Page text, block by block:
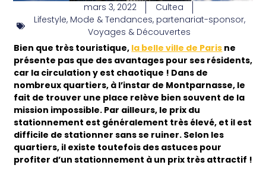
mars 3, 2022
Cultea
Lifestyle, Mode & Tendances, partenariat-sponsor,
Voyages & Découvertes
Bien que très touristique, la belle ville de Paris ne
présente pas que des avantages pour ses résidents,
car la circulation y est chaotique ! Dans de
nombreux quartiers, à l’instar de Montparnasse, le
fait de trouver une place relève bien souvent de la
mission impossible. Par ailleurs, le prix du
stationnement est généralement très élevé, et il est
difficile de stationner sans se ruiner. Selon les
quartiers, il existe toutefois des astuces pour
profiter d’un stationnement à un prix très attractif !